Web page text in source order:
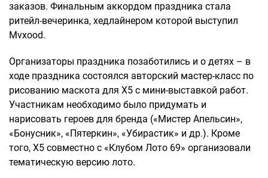
заказов. Финальным аккордом праздника стала
ритейл-вечеринка, хедлайнером которой выступил
Mvxood.
Организаторы праздника позаботились и о детях – в
ходе праздника состоялся авторский мастер-класс по
рисованию маскота для X5 с мини-выставкой работ.
Участникам необходимо было придумать и
нарисовать героев для бренда («Мистер Апельсин»,
«Бонусник», «Пятеркин», «Убирастик» и др.). Кроме
того, Х5 совместно с «Клубом Лото 69» организовали
тематическую версию лото.